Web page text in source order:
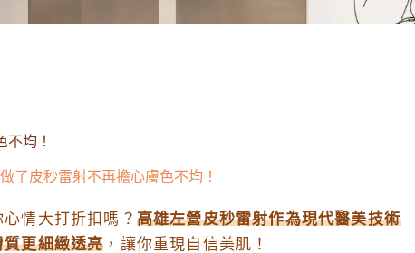
了皮秒雷射不再擔心膚色不均！
情大打折扣嗎？ 高雄左營皮秒雷射作為現代醫美技術
更細緻透亮 ，讓你重現自信美肌！